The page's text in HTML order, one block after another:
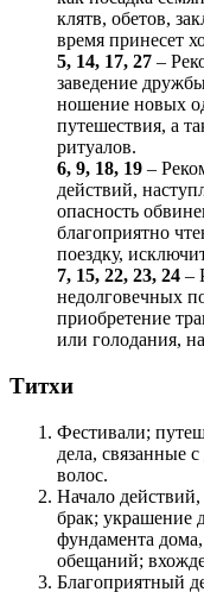
клятв, обетов,
время принесет
5, 14, 17, 27 –
заведение
ношение новых
путешествия, а
ритуалов.
6, 9, 18, 19 –
действий,
опасность
благоприятно
поездку,
7, 15, 22, 23, 24 –
недолговечных
приобретение
или голодания,
Титхи
Фестивали;
дела, связанные
волос.
Начало действий,
брак; украшение
фундамента
обещаний;
Благоприятный